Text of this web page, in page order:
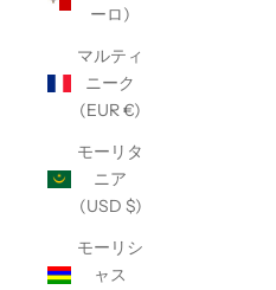
ーロ)
マルティ
ニーク
(EUR €)
モーリタ
ニア
(USD $)
モーリシ
ャス